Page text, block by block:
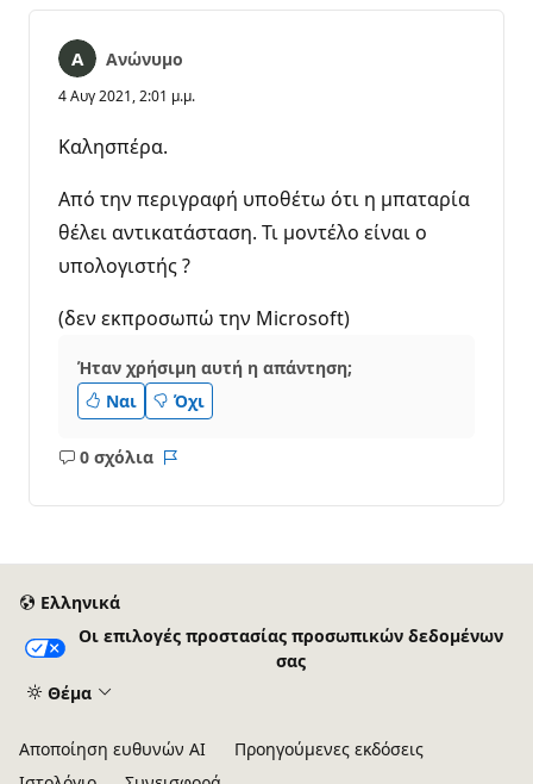
Ανώνυμο
4 Αυγ 2021, 2:01 μ.μ.
Καλησπέρα.
Από την περιγραφή υποθέτω ότι η μπαταρία
θέλει αντικατάσταση. Τι μοντέλο είναι ο
υπολογιστής ?
(δεν εκπροσωπώ την Microsoft)
Ήταν χρήσιμη αυτή η απάντηση;
Ναι
Όχι
0 σχόλια
Κανένα
Ελληνικά
Οι επιλογές προστασίας προσωπικών δεδομένων
σας
Θέμα
Αποποίηση ευθυνών AI
Προηγούμενες εκδόσεις